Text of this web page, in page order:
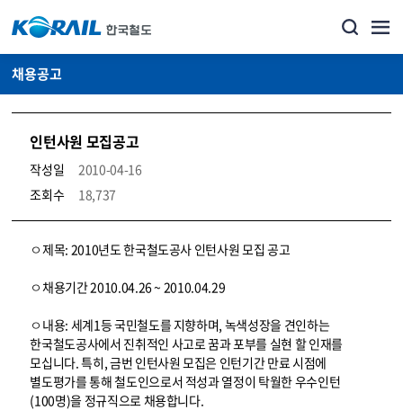
채용공고
인턴사원 모집공고
작성일
2010-04-16
조회수
18,737
코레일소개_경영공시_채용공고 상세보기 – 내용, 파일, 담당자 연락처로 구성
ㅇ제목: 2010년도 한국철도공사 인턴사원 모집 공고
ㅇ채용기간 2010.04.26 ~ 2010.04.29
ㅇ내용: 세계1등 국민철도를 지향하며, 녹색성장을 견인하는
한국철도공사에서 진취적인 사고로 꿈과 포부를 실현 할 인재를
모십니다. 특히, 금번 인턴사원 모집은 인턴기간 만료 시점에
별도평가를 통해 철도인으로서 적성과 열정이 탁월한 우수인턴
(100명)을 정규직으로 채용합니다.